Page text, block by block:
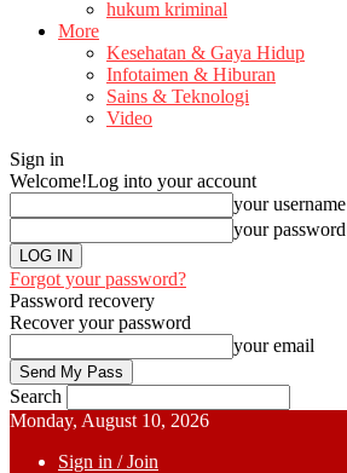
hukum kriminal
More
Kesehatan & Gaya Hidup
Infotaimen & Hiburan
Sains & Teknologi
Video
Sign in
Welcome!Log into your account
your username
your password
Forgot your password?
Password recovery
Recover your password
your email
Search
Monday, August 10, 2026
Sign in / Join